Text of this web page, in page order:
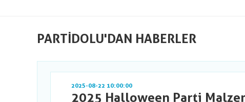
PARTIDOLU'DAN HABERLER
2025-08-22 10:00:00
2025 Halloween Parti